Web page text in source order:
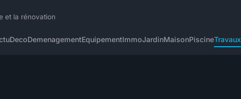
et la rénovation
DecoDemenagementEquipementImmoJardinMaisonPiscineTravaux